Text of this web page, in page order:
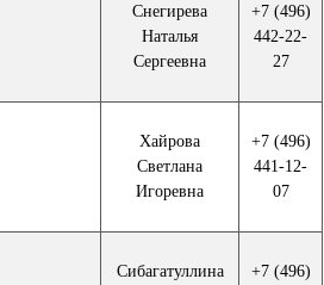
Снегирева
Наталья
Сергеевна
+7 (496)
442-22-
27
Хайрова
Светлана
Игоревна
+7 (496)
441-12-
07
Сибагатуллина
+7 (496)